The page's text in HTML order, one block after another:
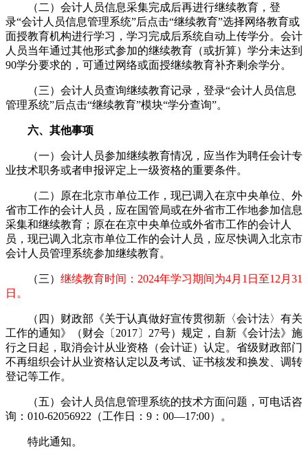
（二）会计人员信息采集完成后再进行继续教育，登
录“会计人员信息管理系统”后点击“继续教育”选择网络教育或
面授教育机构进行学习，学习完成后系统自动上传学分。会计
人员当年通过其他形式参加的继续教育（或折算）学分未达到
90学分要求的，可通过网络或面授继续教育补齐剩余学分。
（三）会计人员查询继续教育记录，登录“会计人员信息
管理系统”后点击“继续教育”模块“学分查询”。
六、其他事项
（一）会计人员参加继续教育情况，应当作为聘任会计专
业技术职务或者申报评定上一级资格的重要条件。
（二）原在北京市单位工作，现已调入在京中央单位、外
省市工作的会计人员，应在国管局或在外省市工作地参加信息
采集和继续教育；原在在京中央单位或外省市工作的会计人
员，现已调入北京市单位工作的会计人员，应尽快调入北京市
会计人员管理系统参加继续教育。
（三） 继续教育时间：2024年学习期间为4月1日至12月31
日。
（四）财政部《关于认真做好宣传贯彻新〈会计法〉有关
工作的通知》（财会〔2017〕27号）规定，自新《会计法》施
行之日起，取消会计从业资格（会计证）认定。省级财政部门
不再组织会计从业资格认定以及考试、证书核发和换发、调转
登记等工作。
（五）会计人员信息管理系统的技术方面问题，可电话咨
询：010-62056922（工作日：9：00—17:00）。
特此通知。